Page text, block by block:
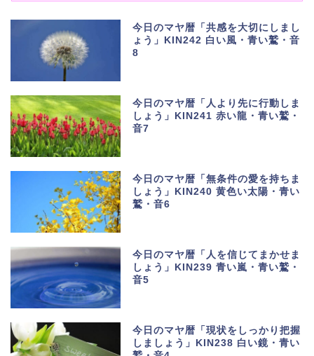
今日のマヤ暦「共感を大切にしまし
ょう」KIN242 白い風・青い鷲・音
8
今日のマヤ暦「人より先に行動しま
しょう」KIN241 赤い龍・青い鷲・
音7
今日のマヤ暦「無条件の愛を持ちま
しょう」KIN240 黄色い太陽・青い
鷲・音6
今日のマヤ暦「人を信じてまかせま
しょう」KIN239 青い嵐・青い鷲・
音5
今日のマヤ暦「現状をしっかり把握
しましょう」KIN238 白い鏡・青い